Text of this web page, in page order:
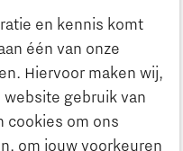
en kennis komt
één van onze
Hiervoor maken wij,
gebruik van
cookies om ons
om jouw voorkeuren